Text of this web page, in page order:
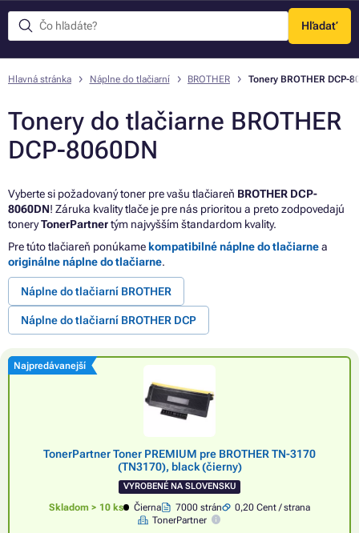
Hľadať
Menu
Hlavná stránka Náplne do tlačiarní BROTHER Tonery BROTHER DCP-
Tonery do tlačiarne BROTHER
DCP-8060DN
Vyberte si požadovaný toner pre vašu tlačiareň BROTHER DCP-
8060DN! Záruka kvality tlače je pre nás prioritou a preto zodpovedajú
toneryTonerPartnertým najvyšším štandardom kvality.
Pre túto tlačiareň ponúkame kompatibilné náplne do tlačiarnea
originálne náplne do tlačiarne.
Náplne do tlačiarní BROTHER
Náplne do tlačiarní BROTHER DCP
Najpredávanejší
TonerPartner Toner PREMIUM pre BROTHER TN-3170
(TN3170), black (čierny)
VYROBENÉ NA SLOVENSKU
Skladom > 10 ks Čierna 7000 strán
0,20 Cent / strana
TonerPartner